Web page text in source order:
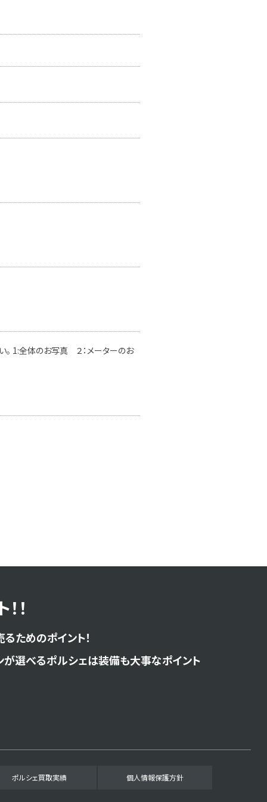
1:全体のお写真 ２：メーターのお
！
ためのポイント！
が選べるポルシェは装備も大事なポイント
ポルシェ買取実績 個人情報保護方針